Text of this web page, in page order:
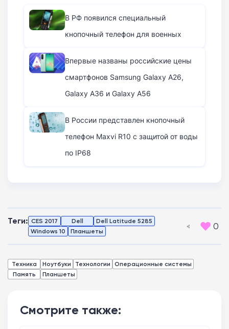
В РФ появился специальный
кнопочный телефон для военных
Впервые названы российские цены
смартфонов Samsung Galaxy A26,
Galaxy A36 и Galaxy A56
В России представлен кнопочный
телефон Maxvi R10 с защитой от воды
по IP68
Теги: CES 2017 Dell
Dell Latitude 5285
Windows 10
Планшеты 0
Техника Ноутбуки Технологии Операционные системы
Память
Планшеты
Смотрите также: